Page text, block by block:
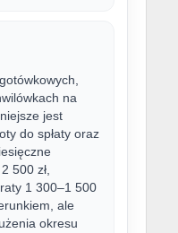
na
jest
do spłaty oraz
500 zł,
1 300–1 500
ale
okresu